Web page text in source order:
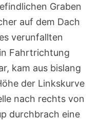
Graben
auf dem Dach
verunfallten
Fahrtrichtung
kam aus bislang
der Linkskurve
nach rechts von
durchbrach eine